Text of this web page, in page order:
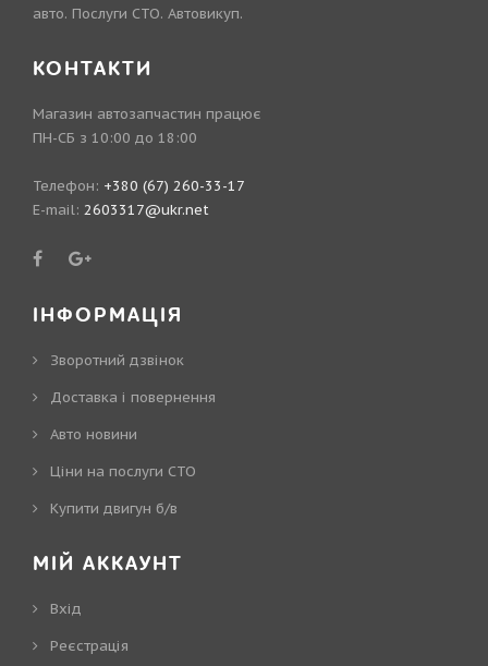
авто. Послуги СТО. Автовикуп.
КОНТАКТИ
Магазин автозапчастин працює
ПН-СБ з 10:00 до 18:00
Телефон: +380 (67) 260-33-17
E-mail: 2603317@ukr.net
ІНФОРМАЦІЯ
Зворотний дзвінок
Доставка і повернення
Авто новини
Ціни на послуги СТО
Купити двигун б/в
МІЙ АККАУНТ
Вхід
Реєстрація